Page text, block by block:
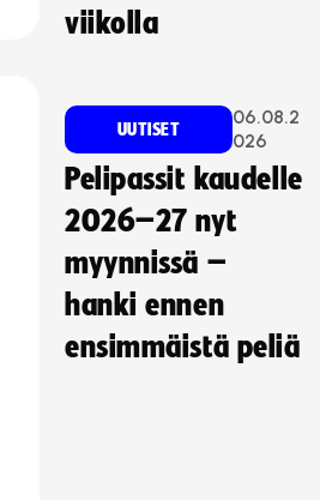
viikolla
UUTISET
06.08.2
026
Pelipassit kaudelle
2026–27 nyt
myynnissä –
hanki ennen
ensimmäistä peliä